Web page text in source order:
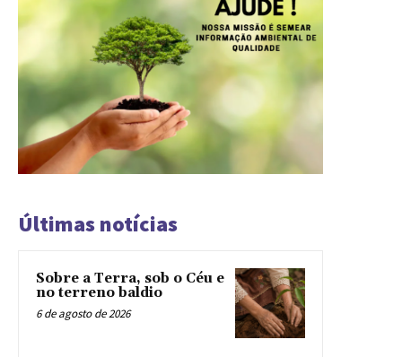
Últimas notícias
Sobre a Terra, sob o Céu e
no terreno baldio
6 de agosto de 2026